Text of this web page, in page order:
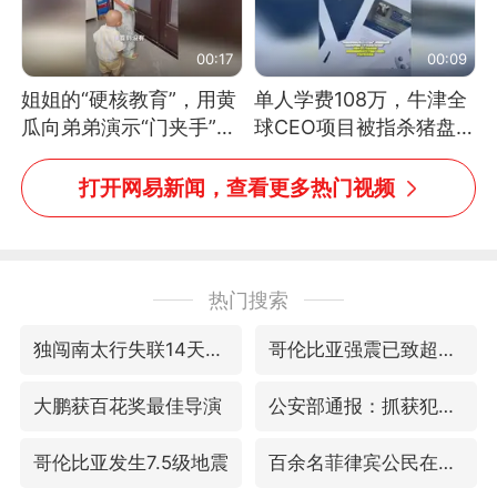
00:17
姐姐的“硬核教育”，用黄
瓜向弟弟演示“门夹手”，
网友：果然言传不如身
教！
00:09
单人学费108万，牛津全
球CEO项目被指杀猪盘，
项目方称负责人曾任牛津
大学校长
打开网易新闻，查看更多热门视频
热门搜索
独闯南太行失联14天的女子已找到 哥伦比亚强震已致超20人死亡
大鹏获百花奖最佳导演 公安部通报：抓获犯罪嫌疑人8200余名
哥伦比亚发生7.5级地震 百余名菲律宾公民在中国被依法处理